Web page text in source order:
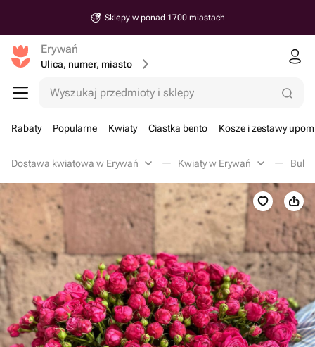
Sklepy w ponad 1700 miastach
Erywań
Ulica, numer, miasto
Wyszukaj przedmioty i sklepy
Rabaty Popularne Kwiaty Ciastka bento Kosze i zestawy
Dostawa kwiatowa w Erywań Kwiaty w Erywań